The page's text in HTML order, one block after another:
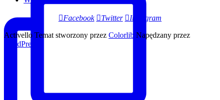
Facebook Twitter Instagram
Activello Temat stworzony przez Colorlib Napędzany przez
WordPress